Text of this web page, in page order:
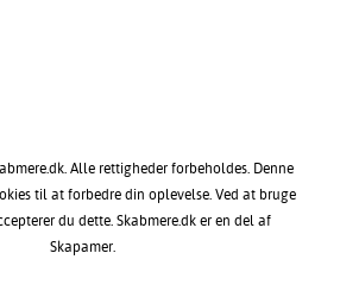
Alle rettigheder forbeholdes. Denne
til at forbedre din oplevelse. Ved at bruge
du dette. Skabmere.dk er en del af
Skapamer.